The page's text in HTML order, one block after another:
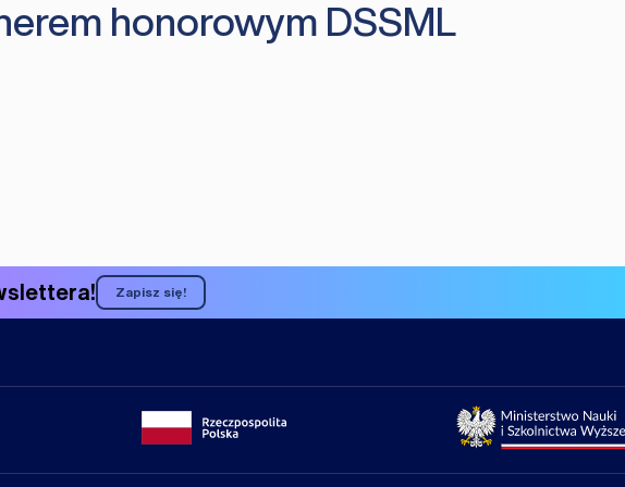
honorowym DSSML
Zapisz się!
Portal gov.pl Strona